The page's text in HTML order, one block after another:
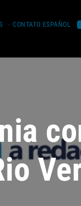
CONTATO ESPAÑOL